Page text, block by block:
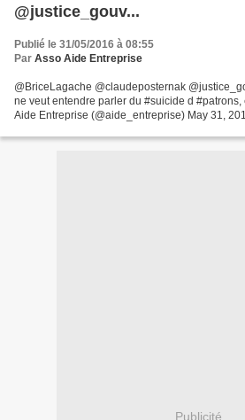
@justice_gouv...
Publié le 31/05/2016 à 08:55
Par Asso Aide Entreprise
@BriceLagache @claudeposternak
ne veut entendre parler du #suicide d
Aide Entreprise (@aide_entreprise) May 31,
Publicité